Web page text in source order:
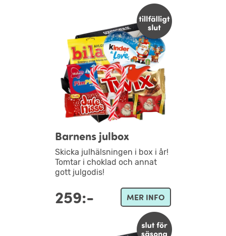
Barnens julbox
Skicka julhälsningen i box i år!
Tomtar i choklad och annat
gott julgodis!
259:- MER INFO